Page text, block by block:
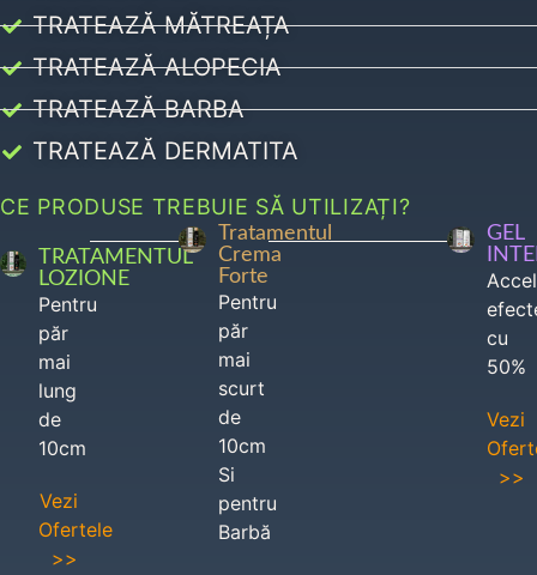
TRATEAZĂ MĂTREAȚA
TRATEAZĂ ALOPECIA
TRATEAZĂ BARBA
TRATEAZĂ DERMATITA
CE PRODUSE TREBUIE SĂ UTILIZAȚI?
TRATAMENTUL
LOZIONE
Pentru
păr
mai
lung
de
10cm
Vezi
Ofertele
>>
Tratamentul
Crema
Forte
Pentru
păr
mai
scurt
de
10cm
Si
pentru
Barbă
GEL
cu
50%
Vezi
>>